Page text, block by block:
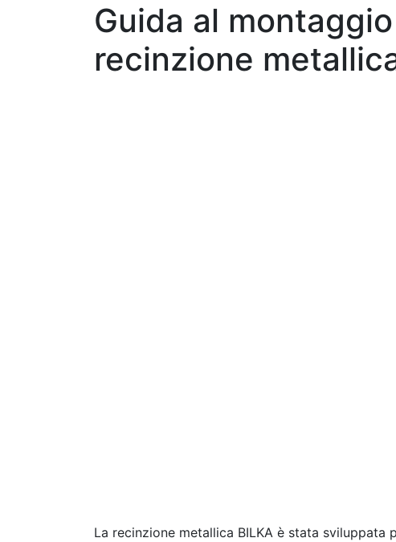
Guida al
recinzione
La recinzione metallica BILKA è stata sviluppata